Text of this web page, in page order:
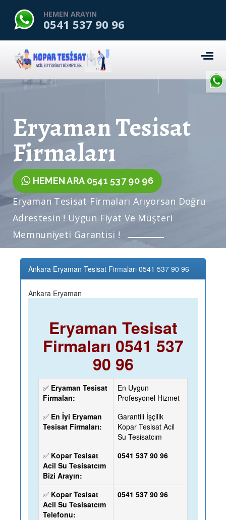
HEMEN ARAYIN
0541 537 90 96
Eryaman Tesisat
Firmaları
HEMEN ARA 0541 537 90 96
Eryaman Tesisat Firmaları Arıyorsan Doğru
Adrestesin ! Uygun Fiyat Ve Müşteri
Memnuniyeti Garantisi !
Ankara Eryaman Tesisat Firmaları 0541 537 90 96
Ankara Eryaman
Eryaman Tesisat
Firmaları 0541 537
90 96
✅ Eryaman Tesisat
Firmaları:
En Uygun
Profesyonel Hizmet
✅ En İyi Eryaman
Tesisat Firmaları:
Garantili İşçilik
Kopar Tesisat Acil
Su Tesisatcım
✅ Kopar Tesisat
Acil Su Tesisatcım
Bizi Arayın:
0541 537 90 96
✅ Kopar Tesisat
Acil Su Tesisatcım
Telefonu:
0541 537 90 96